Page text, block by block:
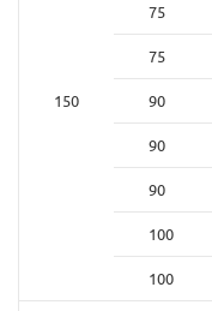
150
75
75
90
90
90
100
100